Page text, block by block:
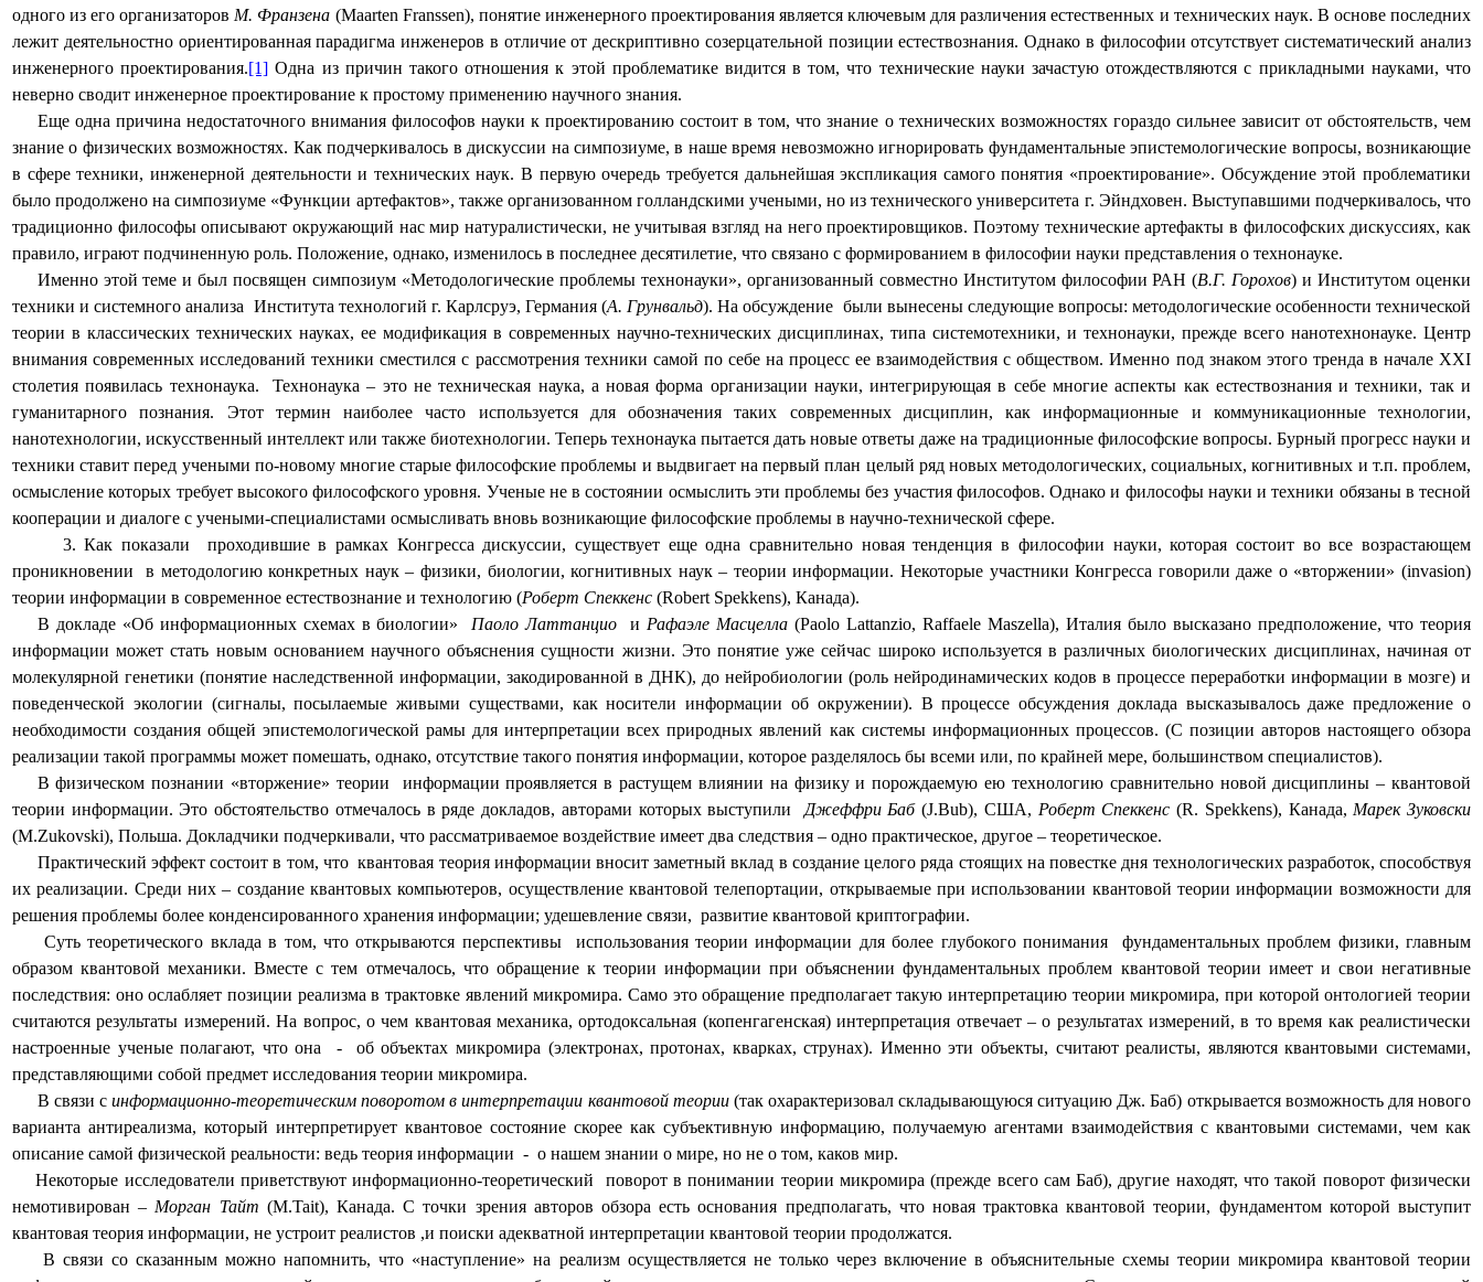
одного из его организаторовМ. Франзена (Maarten Franssen), понятие инженерного проектирования является ключевым для различения естественных и технических наук. В основе последних
лежит деятельностно ориентированная парадигма инженеров в отличие от дескриптивно созерцательной позиции естествознания. Однако в философии отсутствует систематический анализ
инженерного проектирования.[1] Одна из причин такого отношения к этой проблематике видится в том, что технические науки зачастую отождествляются с прикладными науками, что
неверно сводит инженерное проектирование к простому применению научного знания.
Еще одна причина недостаточного внимания философов науки к проектированию состоит в том, что знание о технических возможностях гораздо сильнее зависит от обстоятельств, чем
знание о физических возможностях. Как подчеркивалось в дискуссии на симпозиуме, в наше время невозможно игнорировать фундаментальные эпистемологические вопросы, возникающие
в сфере техники, инженерной деятельности и технических наук. В первую очередь требуется дальнейшая экспликация самого понятия «проектирование». Обсуждение этой проблематики
было продолжено на симпозиуме «Функции артефактов», также организованном голландскими учеными, но из технического университета г. Эйндховен. Выступавшими подчеркивалось, что
традиционно философы описывают окружающий нас мир натуралистически, не учитывая взгляд на него проектировщиков. Поэтому технические артефакты в философских дискуссиях, как
правило, играют подчиненную роль. Положение, однако, изменилось в последнее десятилетие, что связано с формированием в философии науки представления о технонауке.
Именно этой теме и был посвящен симпозиум «Методологические проблемы технонауки», организованный совместно Институтом философии РАН (В.Г. Горохов) и Институтом оценки
техники и системного анализа Института технологий г. Карлсруэ, Германия (А. Грунвальд). На обсуждение были вынесены следующие вопросы: методологические особенности технической
теории в классических технических науках, ее модификация в современных научно-технических дисциплинах, типа системотехники, и технонауки, прежде всего нанотехнонауке. Центр
внимания современных исследований техники сместился с рассмотрения техники самой по себе на процесс ее взаимодействия с обществом. Именно под знаком этого тренда в начале ХХI
столетия появилась технонаука.
Технонаука – это не техническая наука, а новая форма организации науки, интегрирующая в себе многие аспекты как естествознания и техники, так и
гуманитарного познания. Этот термин наиболее часто используется для обозначения таких современных дисциплин, как информационные и коммуникационные технологии,
нанотехнологии, искусственный интеллект или также биотехнологии. Теперь технонаука пытается дать новые ответы даже на традиционные философские вопросы. Бурный прогресс науки и
техники ставит перед учеными по-новому многие старые философские проблемы и выдвигает на первый план целый ряд новых методологических, социальных, когнитивных и т.п. проблем,
осмысление которых требует высокого философского уровня. Ученые не в состоянии осмыслить эти проблемы без участия философов. Однако и философы науки и техники обязаны в тесной
кооперации и диалоге с учеными-специалистами осмысливать вновь возникающие философские проблемы в научно-технической сфере.
3. Как показали
проходившие в рамках Конгресса дискуссии, существует еще одна сравнительно новая тенденция в философии науки, которая состоит во все возрастающем
проникновении
в методологию конкретных наук – физики, биологии, когнитивных наук– теории информации. Некоторые участники Конгресса говорили даже о «вторжении» (invasion)
теории информации в современное естествознание и технологию (Роберт Спеккенс (Robert Spekkens), Канада).
В докладе «Об информационных схемах в биологии»
Паоло Латтанцио иРафаэле Масцелла (Paolo Lattanzio,Raffaele Maszella), Италия было высказано предположение, что теория
информации может стать новым основанием научного объяснения сущности жизни. Это понятие уже сейчас широко используется в различных биологических дисциплинах, начиная от
молекулярной генетики (понятие наследственной информации, закодированной в ДНК), до нейробиологии (роль нейродинамических кодов в процессе переработки информации в мозге) и
поведенческой экологии (сигналы, посылаемые живыми существами, как носители информации об окружении). В процессе обсуждения доклада высказывалось даже предложение о
необходимости создания общей эпистемологической рамы для интерпретации всех природных явлений как системы информационных процессов. (С позиции авторов настоящего обзора
реализации такой программы может помешать, однако, отсутствие такого понятия информации, которое разделялось бы всеми или, по крайней мере, большинством специалистов).
В физическом познании «вторжение» теории
информации проявляется в растущем влиянии на физику и порождаемую ею технологию сравнительно новой дисциплины – квантовой
теории информации. Это обстоятельство отмечалось в ряде докладов, авторами которых выступили
Джеффри Баб(J.Bub), США, Роберт Спеккенс (R. Spekkens), Канада,Марек Зуковски
(M.Zukovski), Польша. Докладчики подчеркивали, что рассматриваемое воздействие имеет два следствия – одно практическое, другое – теоретическое.
Практический эффект состоит в том, что квантовая теория информации вносит заметный вклад в создание целого ряда стоящих на повестке дня технологических разработок, способствуя
их реализации. Среди них – создание квантовых компьютеров, осуществление квантовой телепортации, открываемые при использовании квантовой теории информации возможности для
решения проблемы более конденсированного хранения информации; удешевление связи, развитие квантовой криптографии.
Суть теоретического вклада в том, что открываются перспективы
использования теории информации для более глубокого понимания
фундаментальных проблем физики, главным
образом квантовой механики. Вместе с тем отмечалось, что обращение к теории информации при объяснении фундаментальных проблем квантовой теории имеет и свои негативные
последствия: оно ослабляет позиции реализма в трактовке явлений микромира. Само это обращение предполагает такую интерпретацию теории микромира, при которой онтологией теории
считаются результаты измерений. На вопрос, о чем квантовая механика, ортодоксальная (копенгагенская) интерпретация отвечает – о результатах измерений, в то время как реалистически
настроенные ученые полагают, что она
-
об объектах микромира (электронах, протонах, кварках, струнах). Именно эти объекты, считают реалисты, являются квантовыми системами,
представляющими собой предмет исследования теории микромира.
В связи синформационно-теоретическим поворотом в интерпретации квантовой теории (так охарактеризовал складывающуюся ситуацию Дж. Баб) открывается возможность для нового
варианта антиреализма, который интерпретирует квантовое состояние скорее как субъективную информацию, получаемую агентами взаимодействия с квантовыми системами, чем как
описание самой физической реальности: ведь теория информации - о нашем знании о мире, но не о том, каков мир.
Некоторые исследователи приветствуют информационно-теоретический
поворот в понимании теории микромира (прежде всего сам Баб), другие находят, что такой поворот физически
немотивирован –Морган Тайт (M.Tait), Канада. С точки зрения авторов обзора есть основания предполагать, что новая трактовка квантовой теории, фундаментом которой выступит
квантовая теория информации, не устроит реалистов ,и поиски адекватной интерпретации квантовой теории продолжатся.
В связи со сказанным можно напомнить, что «наступление» на реализм осуществляется не только через включение в объяснительные схемы теории микромира квантовой теории